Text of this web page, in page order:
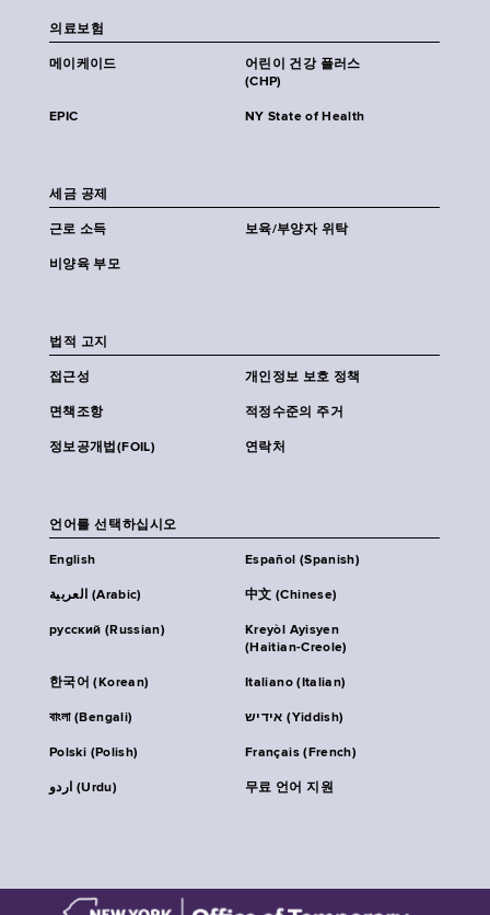
의료보험
메이케이드
어린이 건강 플러스
(CHP)
EPIC NY State of Health
세금 공제
근로 소득 보육/부양자 위탁
비양육 부모
법적 고지
접근성 개인정보 보호 정책
면책조항 적정수준의 주거
정보공개법(FOIL) 연락처
언어를 선택하십시오
English Español (Spanish)
العربية (Arabic) 中文 (Chinese)
русский (Russian)
Kreyòl Ayisyen
(Haitian-Creole)
한국어 (Korean) Italiano (Italian)
বাংলা (Bengali) אידיש (Yiddish)
Polski (Polish) Français (French)
اردو (Urdu) 무료 언어 지원